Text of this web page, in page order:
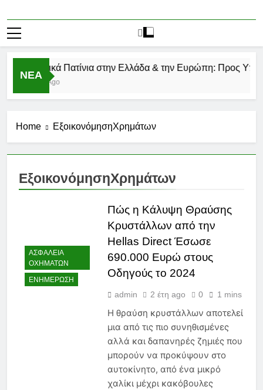
ΝΕΑ
Ηλεκτρικά Πατίνια στην Ελλάδα & την Ευρώπη: Προς
3 Μήνες Ago
Home ΕξοικονόμησηΧρημάτων
ΕξοικονόμησηΧρημάτων
ΑΣΦΆΛΕΙΑ
ΟΧΗΜΆΤΩΝ
ΕΝΗΜΈΡΩΣΗ
Πώς η Κάλυψη Θραύσης
Κρυστάλλων από την
Hellas Direct Έσωσε
690.000 Ευρώ στους
Οδηγούς το 2024
admin 2 έτη ago 0 1 mins
Η θραύση κρυστάλλων αποτελεί
μια από τις πιο συνηθισμένες
αλλά και δαπανηρές ζημιές που
μπορούν να προκύψουν στο
αυτοκίνητο, από ένα μικρό
χαλίκι μέχρι κακόβουλες